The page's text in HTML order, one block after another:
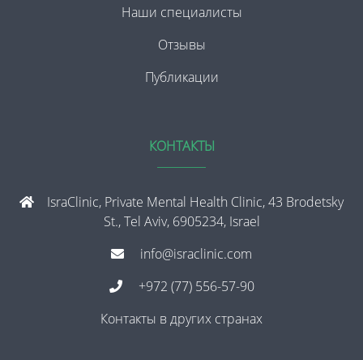
Наши специалисты
Отзывы
Публикации
КОНТАКТЫ
IsraClinic, Private Mental Health Clinic, 43 Brodetsky
St., Tel Aviv, 6905234, Israel
info@israclinic.com
+972 (77) 556-57-90
Контакты в других странах